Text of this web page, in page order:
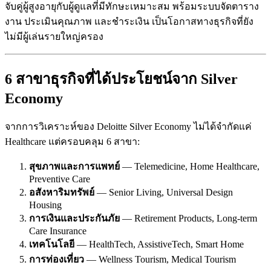
จับคู่ผู้สูงอายุกับผู้ดูแลที่มีทักษะเหมาะสม พร้อมระบบจัดตาราง
งาน ประเมินคุณภาพ และชำระเงิน เป็นโอกาสทางธุรกิจที่ยัง
ไม่มีผู้เล่นรายใหญ่ครอง
6 สาขาธุรกิจที่ได้ประโยชน์จาก Silver
Economy
จากการวิเคราะห์ของ Deloitte Silver Economy ไม่ได้จำกัดแค่
Healthcare แต่ครอบคลุม 6 สาขา:
สุขภาพและการแพทย์ — Telemedicine, Home Healthcare,
Preventive Care
อสังหาริมทรัพย์ — Senior Living, Universal Design
Housing
การเงินและประกันภัย — Retirement Products, Long-term
Care Insurance
เทคโนโลยี — HealthTech, AssistiveTech, Smart Home
การท่องเที่ยว — Wellness Tourism, Medical Tourism